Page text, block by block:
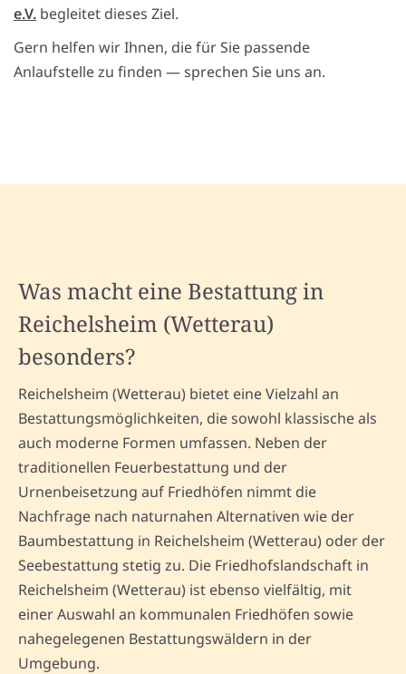
e.V. begleitet dieses Ziel.
Gern helfen wir Ihnen, die für Sie passende
Anlaufstelle zu finden — sprechen Sie uns an.
Was macht eine Bestattung in
Reichelsheim (Wetterau)
besonders?
Reichelsheim (Wetterau) bietet eine Vielzahl an
Bestattungsmöglichkeiten, die sowohl klassische als
auch moderne Formen umfassen. Neben der
traditionellen Feuerbestattung und der
Urnenbeisetzung auf Friedhöfen nimmt die
Nachfrage nach naturnahen Alternativen wie der
Baumbestattung in Reichelsheim (Wetterau) oder der
Seebestattung stetig zu. Die Friedhofslandschaft in
Reichelsheim (Wetterau) ist ebenso vielfältig, mit
einer Auswahl an kommunalen Friedhöfen sowie
nahegelegenen Bestattungswäldern in der
Umgebung.